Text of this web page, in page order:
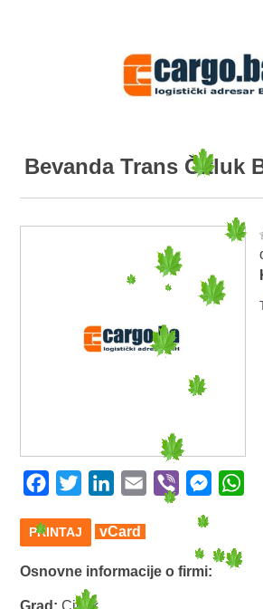
Bevanda Trans Čitluk
Facebook
Twitter LinkedIn
Email Viber
PRINTAJ vCard
Osnovne informacije o firmi: